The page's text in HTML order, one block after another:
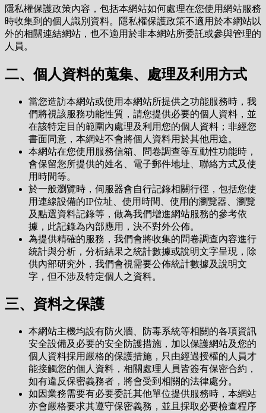
隱私權保護政策內容，包括本網站如何處理在您使用網站服務
時收集到的個人識別資料。隱私權保護政策不適用於本網站以
外的相關連結網站，也不適用於非本網站所委託或參與管理的
人員。
二、個人資料的蒐集、處理及利用方式
當您造訪本網站或使用本網站所提供之功能服務時，我
們將視該服務功能性質，請您提供必要的個人資料，並
在該特定目的範圍內處理及利用您的個人資料；非經您
書面同意，本網站不會將個人資料用於其他用途。
本網站在您使用服務信箱、問卷調查等互動性功能時，
會保留您所提供的姓名、電子郵件地址、聯絡方式及使
用時間等。
於一般瀏覽時，伺服器會自行記錄相關行徑，包括您使
用連線設備的IP位址、使用時間、使用的瀏覽器、瀏覽
及點選資料記錄等，做為我們增進網站服務的參考依
據，此記錄為內部應用，決不對外公佈。
為提供精確的服務，我們會將收集的問卷調查內容進行
統計與分析，分析結果之統計數據或說明文字呈現，除
供內部研究外，我們會視需要公佈統計數據及說明文
字，但不涉及特定個人之資料。
三、資料之保護
本網站主機均設有防火牆、防毒系統等相關的各項資訊
安全設備及必要的安全防護措施，加以保護網站及您的
個人資料採用嚴格的保護措施，只由經過授權的人員才
能接觸您的個人資料，相關處理人員皆簽有保密合約，
如有違反保密義務者，將會受到相關的法律處分。
如因業務需要有必要委託其他單位提供服務時，本網站
亦會嚴格要求其遵守保密義務，並且採取必要檢查程序